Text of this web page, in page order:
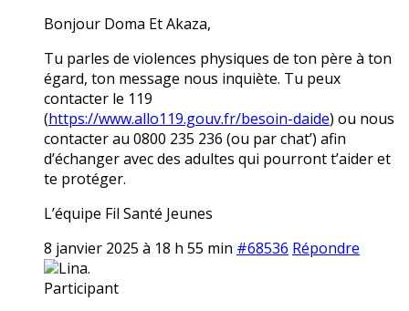
Bonjour Doma Et Akaza,
Tu parles de violences physiques de ton père à ton
égard, ton message nous inquiète. Tu peux
contacter le 119
(https://www.allo119.gouv.fr/besoin-daide) ou nous
contacter au 0800 235 236 (ou par chat’) afin
d’échanger avec des adultes qui pourront t’aider et
te protéger.
L’équipe Fil Santé Jeunes
8 janvier 2025 à 18 h 55 min #68536 Répondre
Lina.
Participant